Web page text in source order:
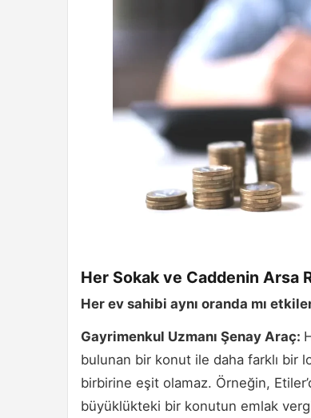
Her Sokak ve Caddenin Arsa
Her ev sahibi aynı oranda mı
Gayrimenkul Uzmanı Şenay Araç:
bulunan bir konut ile daha farklı bir
birbirine eşit olamaz. Örneğin,
büyüklükteki bir konutun emlak